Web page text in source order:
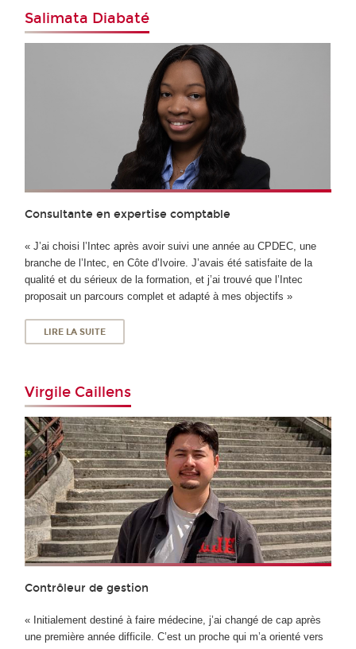
Salimata Diabaté
Consultante en expertise comptable
« J’ai choisi l’Intec après avoir suivi une année au CPDEC, une
branche de l’Intec, en Côte d’Ivoire. J’avais été satisfaite de la
qualité et du sérieux de la formation, et j’ai trouvé que l’Intec
proposait un parcours complet et adapté à mes objectifs »
LIRE LA SUITE
Virgile Caillens
Contrôleur de gestion
« Initialement destiné à faire médecine, j’ai changé de cap après
une première année difficile. C’est un proche qui m’a orienté vers